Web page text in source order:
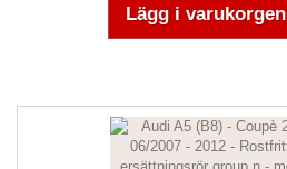
Lägg i varukorgen